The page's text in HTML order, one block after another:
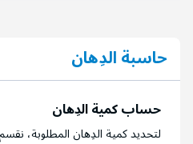
حاسبة الدِهان
حساب كمية الدِهان
لتحديد كمية الدِهان المطلوبة،